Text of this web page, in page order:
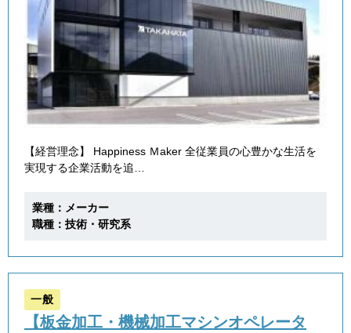
【経営理念】 Happiness Ｍaker 全従業員の心豊かな生活を
実現する企業活動を追…
業種：メーカー
職種：技術・研究系
一般
【板金加工・機械加工マシンオペレータ